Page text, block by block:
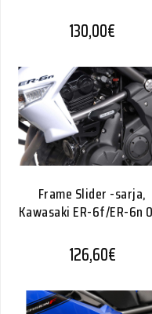
130,00€
Frame Slider -sarja,
Kawasaki ER-6f/ER-6n
126,60€